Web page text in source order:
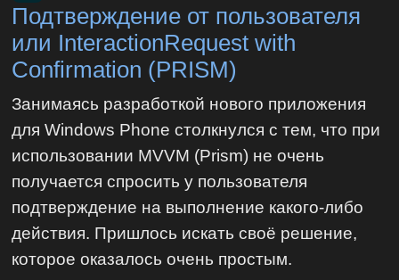
Подтверждение от пользователя
или InteractionRequest with
Confirmation (PRISM)
Занимаясь разработкой нового приложения
для Windows Phone столкнулся с тем, что при
использовании MVVM (Prism) не очень
получается спросить у пользователя
подтверждение на выполнение какого-либо
действия. Пришлось искать своё решение,
которое оказалось очень простым.